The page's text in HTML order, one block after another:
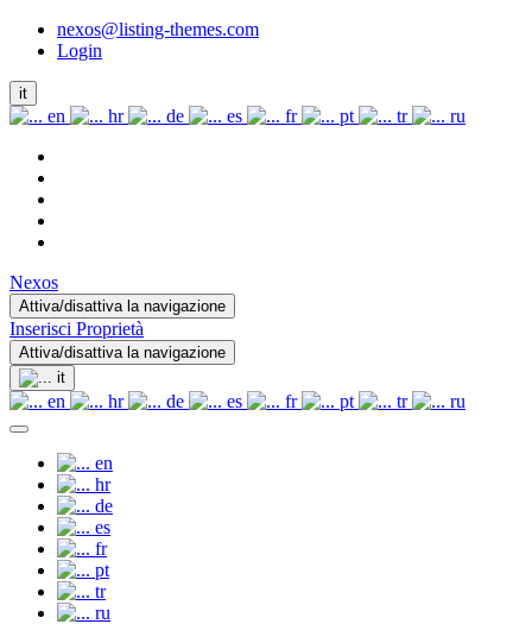
nexos@listing-themes.com
Login
it
en hr de es fr pt tr ru
Nexos
Attiva/disattiva la navigazione
Inserisci Proprietà
Attiva/disattiva la navigazione
it
en hr de es fr pt tr ru
en
hr
de
es
fr
pt
tr
ru